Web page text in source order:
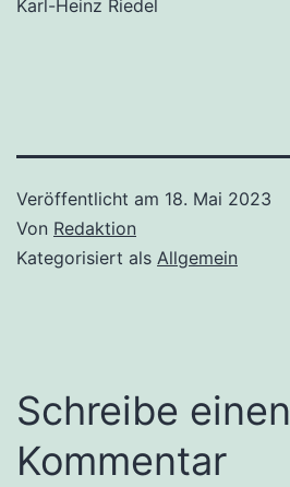
Karl-Heinz Riedel
Veröffentlicht am 18. Mai 2023
Von Redaktion
Kategorisiert als Allgemein
Schreibe einen
Kommentar